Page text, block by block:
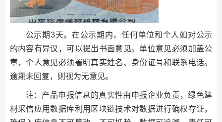
公示期3天。在公示期内，任何单位和个人如对公示
的内容有异议，可以提出书面意见。单位意见必须加盖公
章，个人意见必须署明真实姓名、身份证号和联系电话。
逾期未回复，则视为无意见。
注：产品申报信息的真实性由申报企业负责，绿色建
材采信应用数据库利用区块链技术对数据进行确权存证，